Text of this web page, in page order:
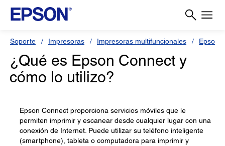
Soporte Impresoras Impresoras multifuncionales Epson L
¿Qué es Epson Connect y
cómo lo utilizo?
Epson Connect proporciona servicios móviles que le
permiten imprimir y escanear desde cualquier lugar con una
conexión de Internet. Puede utilizar su teléfono inteligente
(smartphone), tableta o computadora para imprimir y